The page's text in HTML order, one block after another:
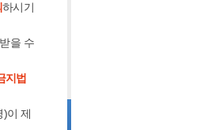
하시기
을 수
지법
)이 제